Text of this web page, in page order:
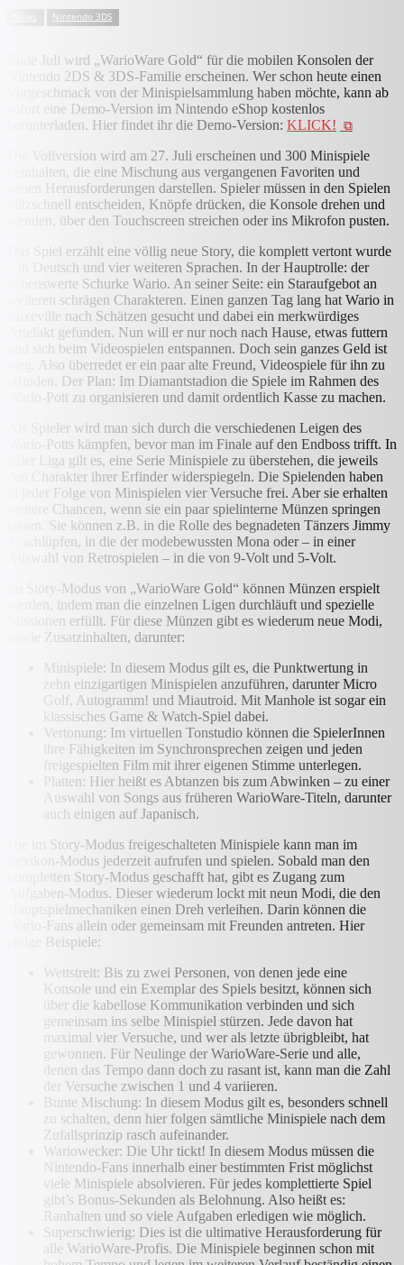
Nintendo 3DS
Ende Juli wird „WarioWare Gold“ für die mobilen Konsolen der
Nintendo 2DS & 3DS-Familie erscheinen. Wer schon heute einen
Vorgeschmack von der Minispielsammlung haben möchte, kann ab
sofort eine Demo-Version im Nintendo eShop kostenlos
herunterladen. Hier findet ihr die Demo-Version: KLICK!
Die Vollversion wird am 27. Juli erscheinen und 300 Minispiele
beinhalten, die eine Mischung aus vergangenen Favoriten und
neuen Herausforderungen darstellen. Spieler müssen in den Spielen
blitzschnell entscheiden, Knöpfe drücken, die Konsole drehen und
wenden, über den Touchscreen streichen oder ins Mikrofon pusten.
Das Spiel erzählt eine völlig neue Story, die komplett vertont wurde
– in Deutsch und vier weiteren Sprachen. In der Hauptrolle: der
liebenswerte Schurke Wario. An seiner Seite: ein Staraufgebot an
weiteren schrägen Charakteren. Einen ganzen Tag lang hat Wario in
Luxeville nach Schätzen gesucht und dabei ein merkwürdiges
Artefakt gefunden. Nun will er nur noch nach Hause, etwas futtern
und sich beim Videospielen entspannen. Doch sein ganzes Geld ist
weg. Also überredet er ein paar alte Freund, Videospiele für ihn zu
erfinden. Der Plan: Im Diamantstadion die Spiele im Rahmen des
Wario-Pott zu organisieren und damit ordentlich Kasse zu machen.
Als Spieler wird man sich durch die verschiedenen Leigen des
Wario-Potts kämpfen, bevor man im Finale auf den Endboss trifft. In
jeder Liga gilt es, eine Serie Minispiele zu überstehen, die jeweils
den Charakter ihrer Erfinder widerspiegeln. Die Spielenden haben
in jeder Folge von Minispielen vier Versuche frei. Aber sie erhalten
weitere Chancen, wenn sie ein paar spielinterne Münzen springen
lassen. Sie können z.B. in die Rolle des begnadeten Tänzers Jimmy
T. schlüpfen, in die der modebewussten Mona oder – in einer
Auswahl von Retrospielen – in die von 9-Volt und 5-Volt.
Im Story-Modus von „WarioWare Gold“ können Münzen erspielt
werden, indem man die einzelnen Ligen durchläuft und spezielle
Missionen erfüllt. Für diese Münzen gibt es wiederum neue Modi,
sowie Zusatzinhalten, darunter:
Minispiele: In diesem Modus gilt es, die Punktwertung in
zehn einzigartigen Minispielen anzuführen, darunter Micro
Golf, Autogramm! und Miautroid. Mit Manhole ist sogar ein
klassisches Game & Watch-Spiel dabei.
Vertonung: Im virtuellen Tonstudio können die SpielerInnen
ihre Fähigkeiten im Synchronsprechen zeigen und jeden
freigespielten Film mit ihrer eigenen Stimme unterlegen.
Platten: Hier heißt es Abtanzen bis zum Abwinken – zu einer
Auswahl von Songs aus früheren WarioWare-Titeln, darunter
auch einigen auf Japanisch.
Die im Story-Modus freigeschalteten Minispiele kann man im
Lexikon-Modus jederzeit aufrufen und spielen. Sobald man den
kompletten Story-Modus geschafft hat, gibt es Zugang zum
Aufgaben-Modus. Dieser wiederum lockt mit neun Modi, die den
Hauptspielmechaniken einen Dreh verleihen. Darin können die
Wario-Fans allein oder gemeinsam mit Freunden antreten. Hier
einige Beispiele:
Wettstreit: Bis zu zwei Personen, von denen jede eine
Konsole und ein Exemplar des Spiels besitzt, können sich
über die kabellose Kommunikation verbinden und sich
gemeinsam ins selbe Minispiel stürzen. Jede davon hat
maximal vier Versuche, und wer als letzte übrigbleibt, hat
gewonnen. Für Neulinge der WarioWare-Serie und alle,
denen das Tempo dann doch zu rasant ist, kann man die Zahl
der Versuche zwischen 1 und 4 variieren.
Bunte Mischung: In diesem Modus gilt es, besonders schnell
zu schalten, denn hier folgen sämtliche Minispiele nach dem
Zufallsprinzip rasch aufeinander.
Wariowecker: Die Uhr tickt! In diesem Modus müssen die
Nintendo-Fans innerhalb einer bestimmten Frist möglichst
viele Minispiele absolvieren. Für jedes komplettierte Spiel
gibt’s Bonus-Sekunden als Belohnung. Also heißt es:
Ranhalten und so viele Aufgaben erledigen wie möglich.
Superschwierig: Dies ist die ultimative Herausforderung für
alle WarioWare-Profis. Die Minispiele beginnen schon mit